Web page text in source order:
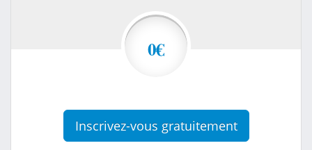
0€
Inscrivez-vous gratuitement